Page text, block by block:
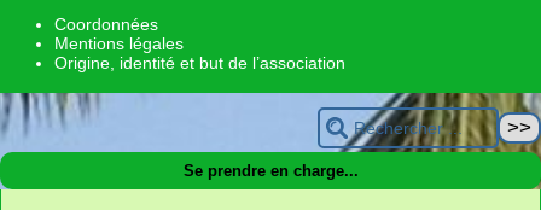
Coordonnées
Mentions légales
Origine, identité et but de l’association
Se prendre en charge...